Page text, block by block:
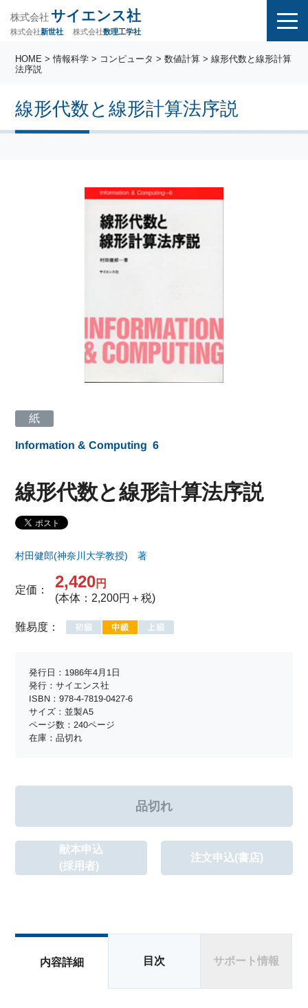
株式会社 サイエンス社
株式会社新世社 株式会社数理工学社
線形代数と線形計算法序説
HOME >情報科学 > コンピュータ >数値計算 > 線形代数と線形計算
法序説
紙
Information & Computing 6
線形代数と線形計算法序説
村田健郎(神奈川大学教授) 著
定価： 2,420円
(本体：2,200円＋税)
難易度：
発行日：1986年4月1日
発行：サイエンス社
ISBN：978-4-7819-0427-6
サイズ：並製A5
ページ数：240ページ
在庫：品切れ
献本申込
(採用者)
注文申込(書店)
内容詳細 目次 サポート情報